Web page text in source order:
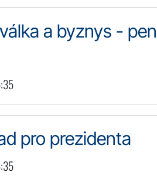
a byznys -
pro prezidenta